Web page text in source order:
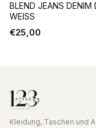
BLEND JEANS DENIM
WEISS
€25,00
Kleidung, Taschen und